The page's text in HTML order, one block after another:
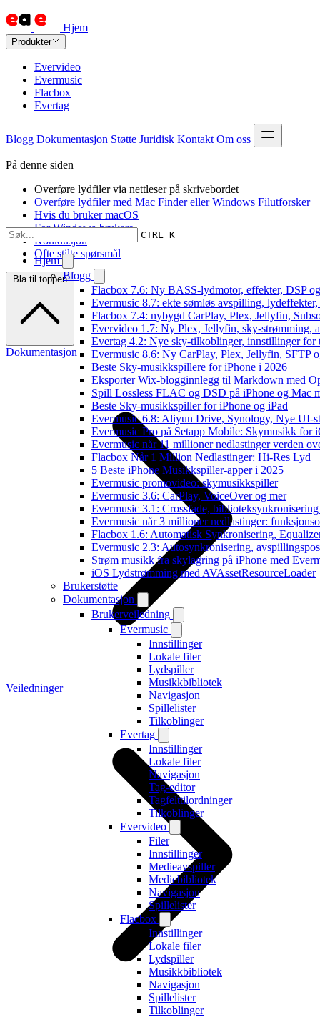
Hjem
Produkter
Evervideo
Evermusic
Flacbox
Evertag
Blogg Dokumentasjon Støtte Juridisk Kontakt Om oss
CTRL K
Hjem
Blogg
Flacbox 7.6: Ny BASS-lydmotor, effekter, DSP
Evermusic 8.7: ekte sømløs avspilling,
Flacbox 7.4: nybygd CarPlay, Plex, Jellyfin,
Evervideo 1.7: Ny Plex, Jellyfin, sky-strømming,
Evertag 4.2: Nye sky-tilkoblinger, innstillinger for
Evermusic 8.6: Ny CarPlay, Plex, Jellyfin, SFTP
Beste Sky-musikkspillere for iPhone i 2026
Eksporter Wix-blogginnlegg til Markdown med
Spill Lossless FLAC og DSD på iPhone og Mac
Beste Sky-musikkspiller for iPhone og iPad
Evermusic 6.8: Aliyun Drive, Synology, Nye UI-
Evermusic Pro på Setapp Mobile: Skymusikk for
Evermusic når 11 millioner nedlastinger verden
Flacbox Når 1 Million Nedlastinger: Hi-Res Lyd
5 Beste iPhone Musikkspiller-apper i 2025
Evermusic promovideo: skymusikkspiller
Evermusic 3.6: CarPlay, VoiceOver og mer
Evermusic 3.1: Crossfade,
Evermusic når 3 millioner nedlastinger:
Flacbox 1.6: Automatisk Synkronisering,
Evermusic 2.3: Autosynkronisering,
Strøm musikk fra skylagring på iPhone med
iOS Lydstrømming med AVAssetResourceLoader
Brukerstøtte
Dokumentasjon
Brukerveiledning
Evermusic
Innstillinger
Lokale filer
Lydspiller
Musikkbibliotek
Navigasjon
Spillelister
Tilkoblinger
Evertag
Innstillinger
Lokale filer
Navigasjon
Tag-editor
Tagfelttilordninger
Tilkoblinger
Evervideo
Filer
Innstillinger
Medieavspiller
Mediebibliotek
Navigasjon
Spillelister
Flacbox
Innstillinger
Lokale filer
Lydspiller
Musikkbibliotek
Navigasjon
Spillelister
Tilkoblinger
På denne siden
Overføre lydfiler via nettleser på skrivebordet
Overføre lydfiler med Mac Finder eller Windows Filutforsker
Hvis du bruker macOS
For Windows-brukere
Konklusjon
Ofte stilte spørsmål
Bla til toppen
Dokumentasjon
Veiledninger